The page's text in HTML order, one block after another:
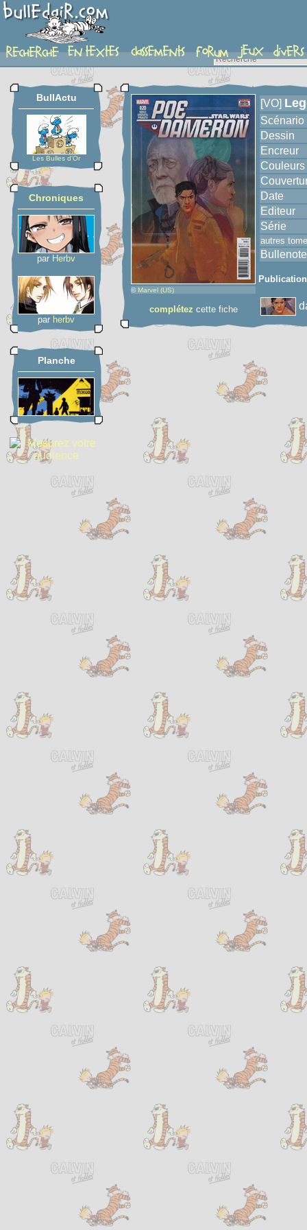
album
BullActu
Les Bulles d'Or
Chroniques
par Herbv
par herbv
Planche
© Marvel (US)
complétez cette fiche
[VO]
Scénario
Dessin
Encreur
Couleurs
Date
Editeur
Série
autres
Bullenote